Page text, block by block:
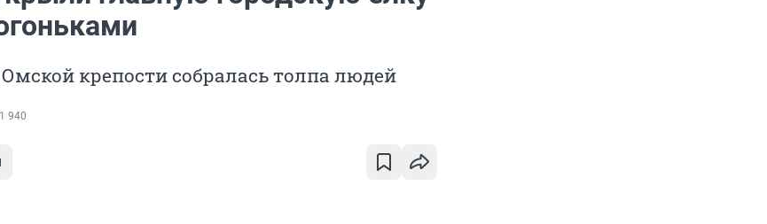
крепости собралась толпа людей
940